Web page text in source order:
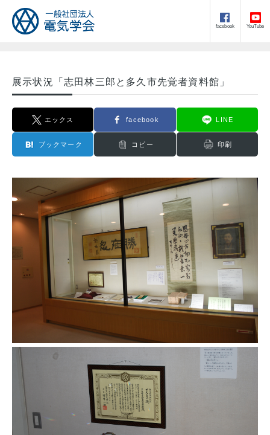
facebook YouTube
展示状況「志田林三郎と多久市先覚者資料館」
エックス facebook LINE
ブックマーク コピー 印刷